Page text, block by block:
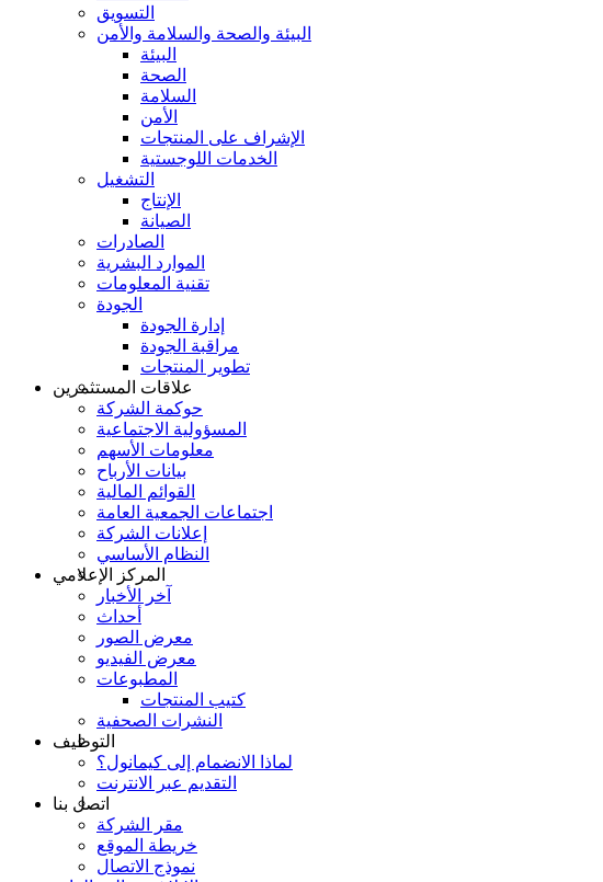
التسويق
البيئة والصحة والسلامة والأمن
البيئة
الصحة
السلامة
الأمن
الإشراف على المنتجات
الخدمات اللوجستية
التشغيل
الإنتاج
الصيانة
الصادرات
الموارد البشرية
تقنية المعلومات
الجودة
إدارة الجودة
مراقبة الجودة
تطوير المنتجات
علاقات المستثمرين
حوكمة الشركة
المسؤولية الاجتماعية
معلومات الأسهم
بيانات الأرباح
القوائم المالية
اجتماعات الجمعية العامة
إعلانات الشركة
النظام الأساسي
المركز الإعلامي
آخر الأخبار
أحداث
معرض الصور
معرض الفيديو
المطبوعات
كتيب المنتجات
النشرات الصحفية
التوظيف
لماذا الانضمام إلى كيمانول؟
التقديم عبر الانترنت
اتصل بنا
مقر الشركة
خريطة الموقع
نموذج الاتصال